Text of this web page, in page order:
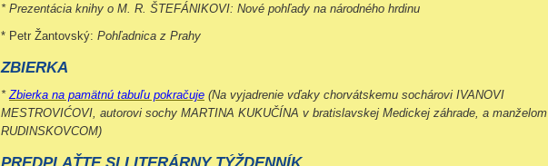
* Prezentácia knihy o M. R. ŠTEFÁNIKOVI: Nové pohľady na národného hrdinu
* Petr Žantovský: Pohľadnica z Prahy
ZBIERKA
*Zbierka na pamätnú tabuľu pokračuje (Na vyjadrenie vďaky chorvátskemu sochárovi IVANOVI
MESTROVIĆOVI, autorovi sochy MARTINA KUKUČÍNA v bratislavskej Medickej záhrade, a manželom
RUDINSKOVCOM)